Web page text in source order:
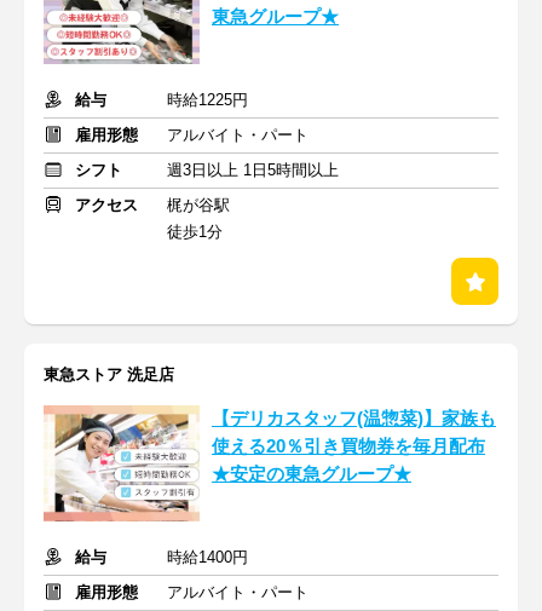
東急グループ★
給与
時給1225円
雇用形態
アルバイト・パート
シフト
週3日以上 1日5時間以上
アクセス
梶が谷駅
徒歩1分
東急ストア 洗足店
【デリカスタッフ(温惣菜)】家族も
使える20％引き買物券を毎月配布
★安定の東急グループ★
給与
時給1400円
雇用形態
アルバイト・パート